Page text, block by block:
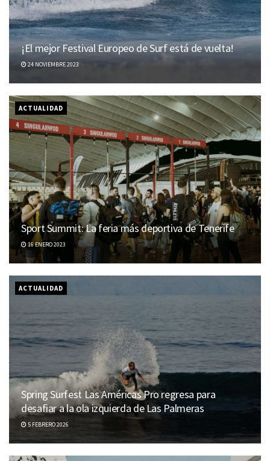
¡El mejor Festival Europeo de Surf está de vuelta!
24 NOVIEMBRE 2023
ACTUALIDAD
Sport Summit: La feria más deportiva de Tenerife
16 ENERO 2023
ACTUALIDAD
Spring Surfest Las Américas Pro regresa para
desafiar a la ola izquierda de Las Palmeras
5 FEBRERO 2026